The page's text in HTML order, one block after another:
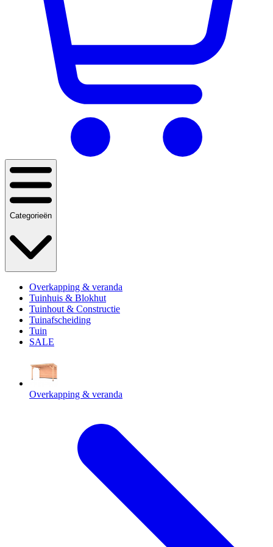
Categorieën
Overkapping & veranda
Tuinhuis & Blokhut
Tuinhout & Constructie
Tuinafscheiding
Tuin
SALE
Overkapping & veranda